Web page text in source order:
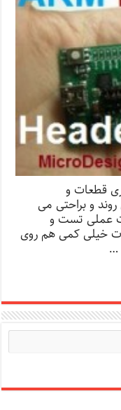
قطعات و
و براحتی می
عملی تست و
خیلی کمی هم روی
…